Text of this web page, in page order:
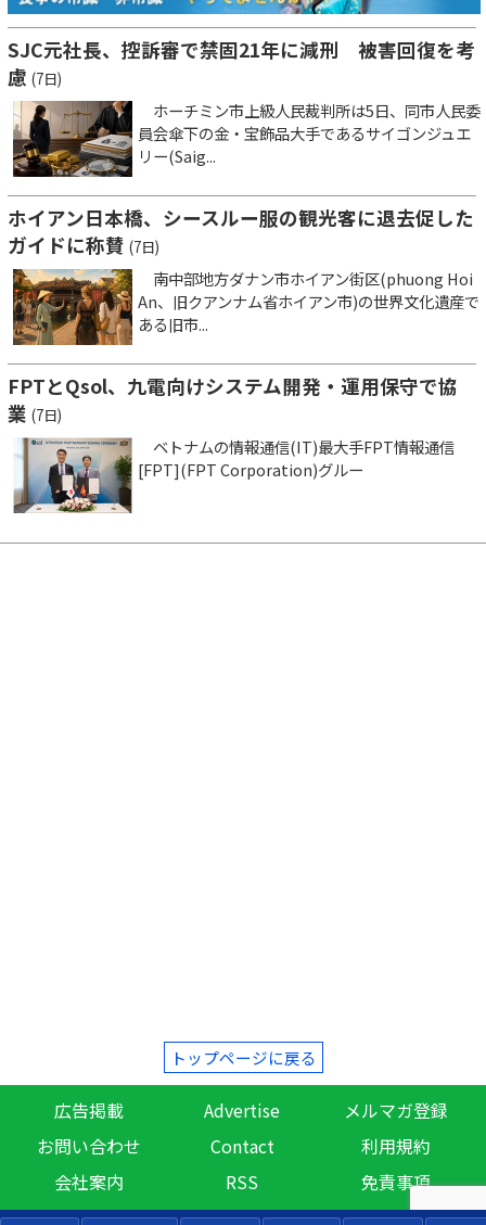
SJC元社長、控訴審で禁固21年に減刑 被害回復を考
慮 (7日)
ホーチミン市上級人民裁判所は5日、同市人民委
員会傘下の金・宝飾品大手であるサイゴンジュエ
リー(Saig...
ホイアン日本橋、シースルー服の観光客に退去促した
ガイドに称賛 (7日)
南中部地方ダナン市ホイアン街区(phuong Hoi
An、旧クアンナム省ホイアン市)の世界文化遺産で
ある旧市...
FPTとQsol、九電向けシステム開発・運用保守で協
業 (7日)
ベトナムの情報通信(IT)最大手FPT情報通信
[FPT](FPT Corporation)グルー
トップページに戻る
広告掲載 Advertise
メルマガ登録
お問い合わせ
Contact
利用規約
会社案内
RSS 免責事項